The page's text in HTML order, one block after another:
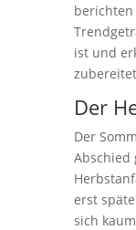
ist und
Der
Der
Abschied
erst
sich